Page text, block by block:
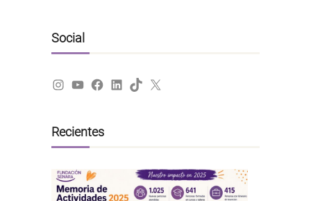
Social
Instagram
YouTube
Facebook
LinkedIn
TikTok
X
Recientes